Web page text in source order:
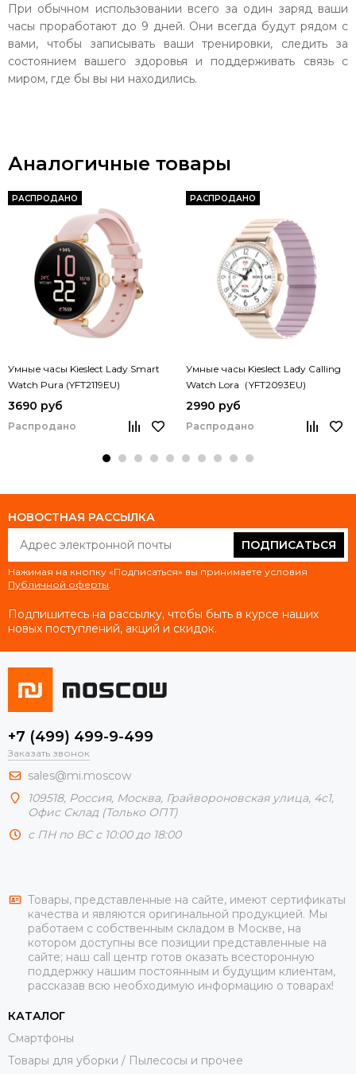
При обычном использовании всего за один заряд ваши
часы проработают до 9 дней. Они всегда будут рядом с
вами, чтобы записывать ваши тренировки, следить за
состоянием вашего здоровья и поддерживать связь с
миром, где бы вы ни находились.
Аналогичные товары
РАСПРОДАНО
Умные часы Kieslect Lady Smart
Watch Pura (YFT2119EU)
3690 руб
Распродано
РАСПРОДАНО
Умные часы Kieslect Lady Calling
Watch Lora（YFT2093EU)
2990 руб
Распродано
НОВОСТНАЯ РАССЫЛКА
ПОДПИСАТЬСЯ
Нажимая на кнопку «Подписаться» вы принимаете условия
Публичной оферты.
Подпишитесь на рассылку, чтобы быть в курсе наших
новых поступлений, акций и скидок.
+7 (499) 499-9-499
Заказать звонок
sales@mi.moscow
109518, Россия, Москва, Грайвороновская улица, 4с1,
Офис Склад (Только ОПТ)
с ПН по ВС с 10:00 до 18:00
Товары, представленные на сайте, имеют сертификаты
качества и являются оригинальной продукцией. Мы
работаем с собственным складом в Москве, на
котором доступны все позиции представленные на
сайте; наш call центр готов оказать всесторонную
поддержку нашим постоянным и будущим клиентам,
рассказав всю необходимую информацию о товарах!
КАТАЛОГ
Смартфоны
Товары для уборки / Пылесосы и прочее